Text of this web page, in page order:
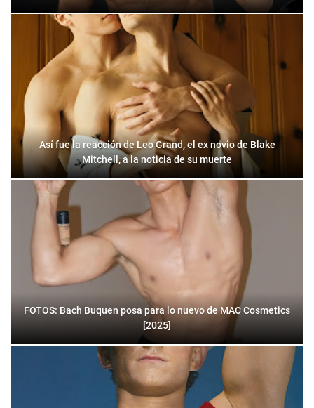
Así fue la reacción de Leo Grand, el ex novio de Blake
Mitchell, a la noticia de su muerte
FOTOS: Bach Buquen posa para lo nuevo de MAC Cosmetics
[2025]